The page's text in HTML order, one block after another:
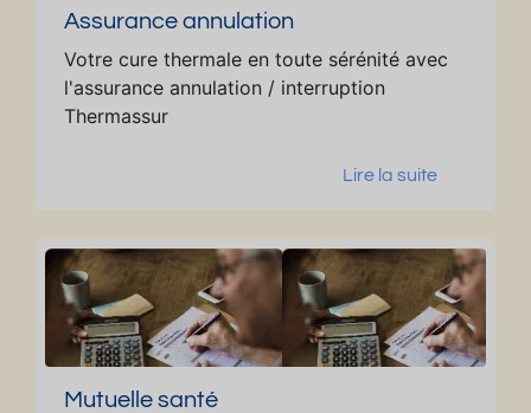
Assurance annulation
Votre cure thermale en toute sérénité avec
l'assurance annulation / interruption
Thermassur
Lire la suite
Mutuelle santé